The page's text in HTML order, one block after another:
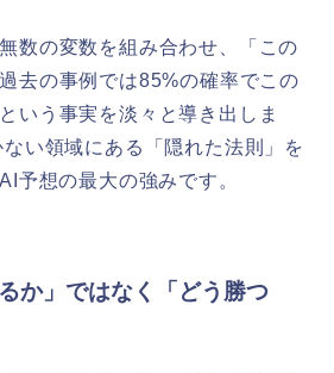
数の変数を組み合わせ、「この
去の事例では85%の確率でこの
いう事実を淡々と導き出しま
い領域にある「隠れた法則」を
予想の最大の強みです。
か」ではなく「どう勝つ